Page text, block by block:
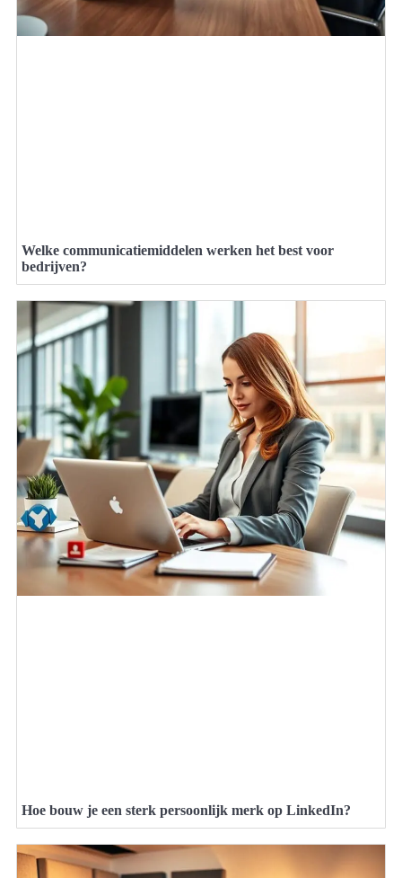
Welke communicatiemiddelen werken het best voor
bedrijven?
Hoe bouw je een sterk persoonlijk merk op LinkedIn?